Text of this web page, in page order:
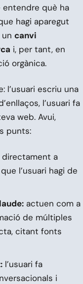
entendre què ha
hagi aparegut
canvi
i, per tant, en
orgànica.
l’usuari escriu una
l’usuari fa
web. Avui,
punts:
directament a
l’usuari hagi de
actuen com a
de múltiples
citant fonts
l’usuari fa
i